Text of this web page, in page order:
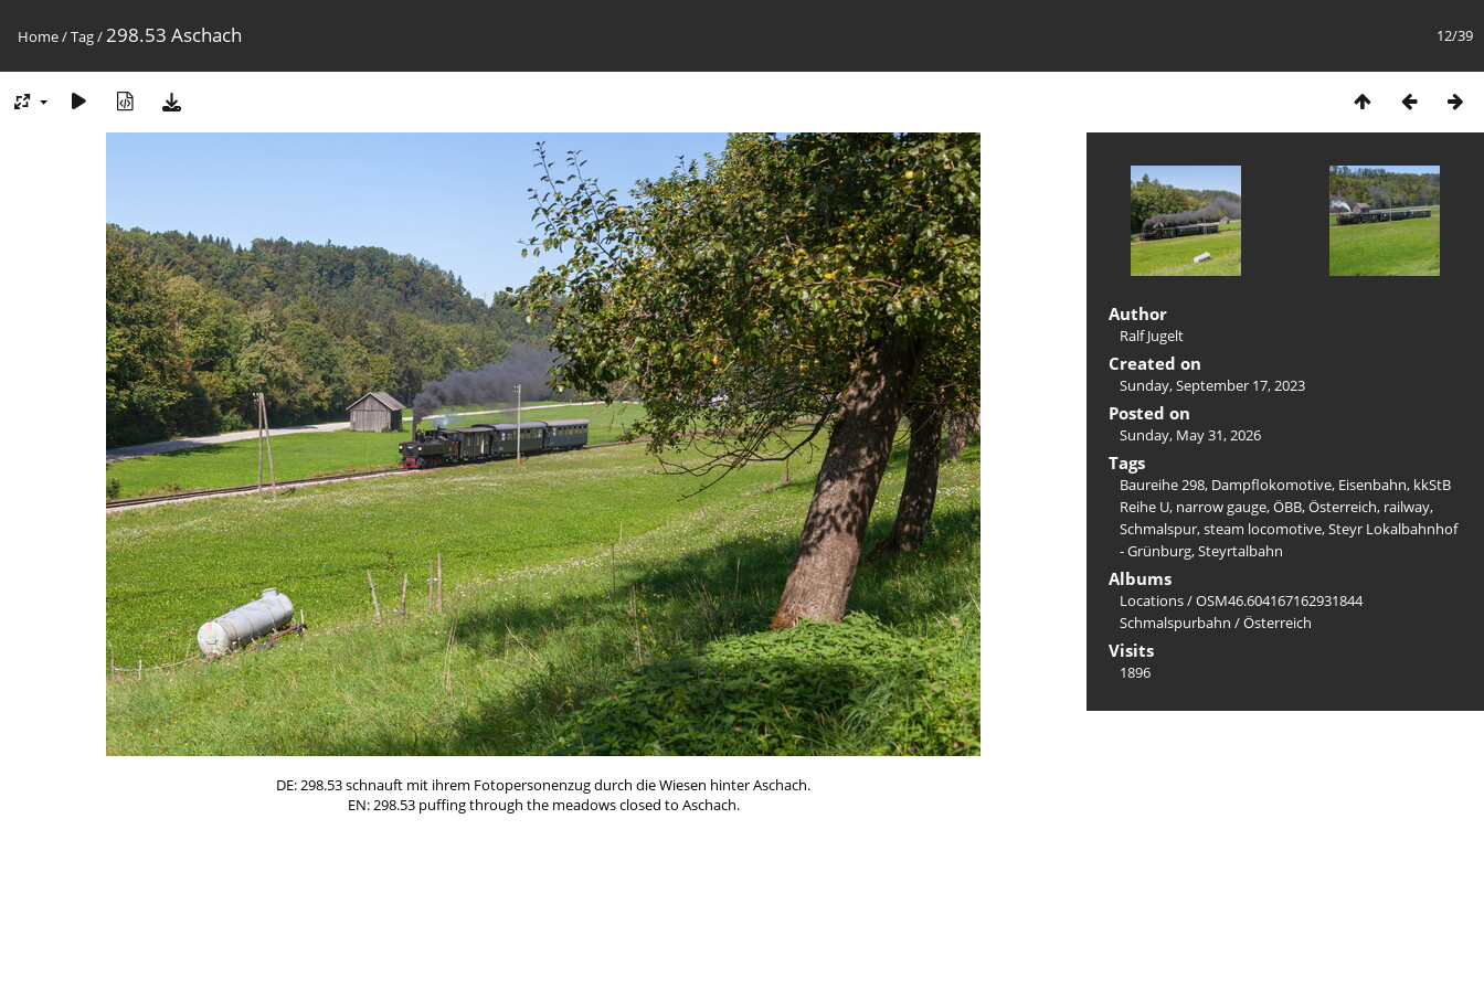
12/39
Home/Tag/298.53 Aschach
DE: 298.53 schnauft mit ihrem Fotopersonenzug durch die Wiesen hinter Aschach.
EN: 298.53 puffing through the meadows closed to Aschach.
Author
Ralf Jugelt
Created on
Sunday, September 17, 2023
Posted on
Sunday, May 31, 2026
Tags
Baureihe 298, Dampflokomotive, Eisenbahn, kkStB
Reihe U, narrow gauge,ÖBB,Österreich, railway,
Schmalspur,steam locomotive,Steyr Lokalbahnhof
- Grünburg,Steyrtalbahn
Albums
Locations/OSM46.604167162931844
Schmalspurbahn /Österreich
Visits
1896